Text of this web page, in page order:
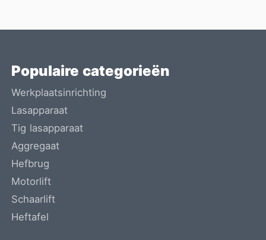
Populaire categorieën
Werkplaatsinrichting
Lasapparaat
Tig lasapparaat
Aggregaat
Hefbrug
Motorlift
Schaarlift
Heftafel